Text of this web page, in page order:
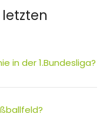
in der 1.Bundesliga?